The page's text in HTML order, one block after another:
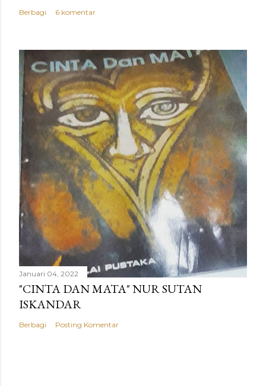
Berbagi 6 komentar
Januari 04, 2022
"CINTA DAN MATA" NUR SUTAN
ISKANDAR
Berbagi Posting Komentar